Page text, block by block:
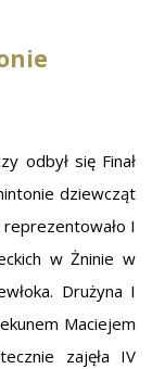
odbył się Finał
dziewcząt
I
w Żninie w
Drużyna I
Maciejem
zajęła IV